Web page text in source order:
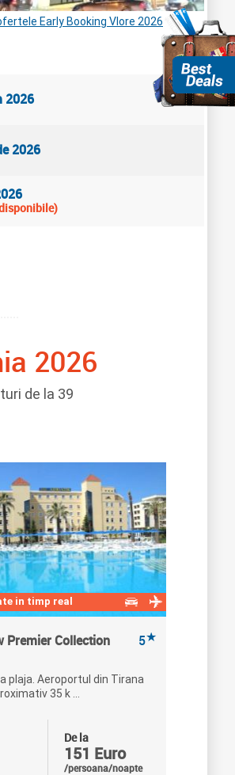
Early Booking Vlore 2026
2026
2026
2026
de la 39
in timp real
Premier Collection 5★
plaja. Aeroportul din Tirana
35 k ...
De la
151 Euro
/persoana/noapte